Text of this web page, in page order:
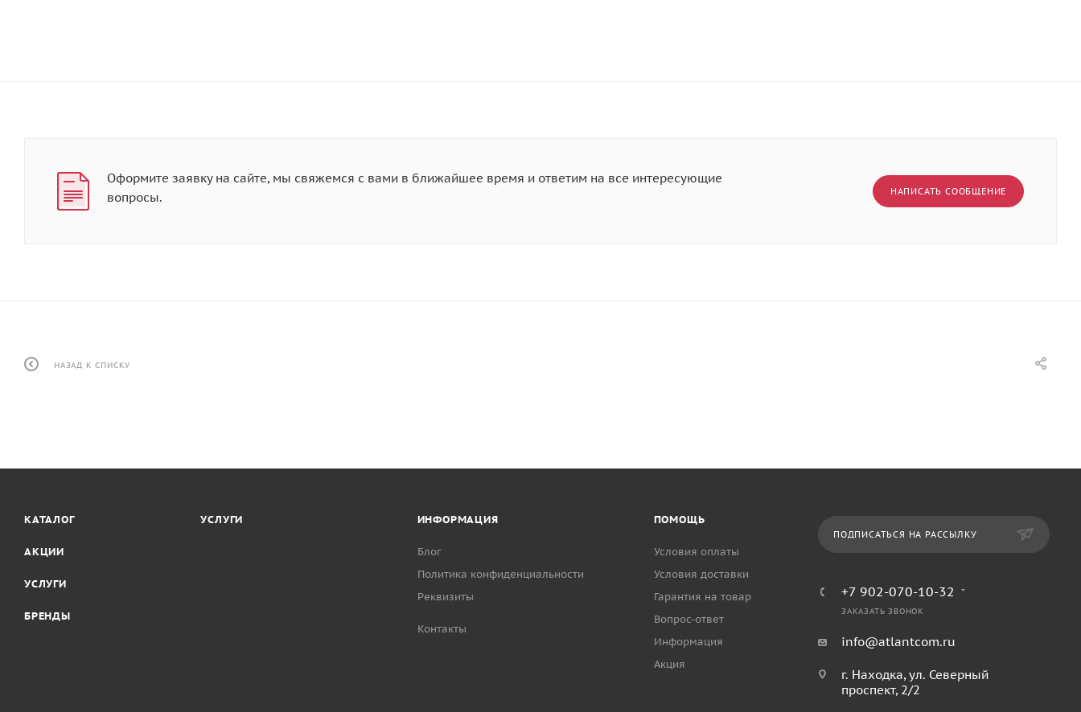
Оформите заявку на сайте, мы свяжемся с вами в ближайшее время и ответим на все интересующие
вопросы.
НАПИСАТЬ СООБЩЕНИЕ
НАЗАД К СПИСКУ
КАТАЛОГ
АКЦИИ
УСЛУГИ
БРЕНДЫ
УСЛУГИ ИНФОРМАЦИЯ
Блог
Политика конфиденциальности
Реквизиты
Контакты
ПОМОЩЬ
Условия оплаты
Условия доставки
Гарантия на товар
Вопрос-ответ
Информация
Акция
ПОДПИСАТЬСЯ НА РАССЫЛКУ
+7 902-070-10-32
ЗАКАЗАТЬ ЗВОНОК
info@atlantcom.ru
г. Находка, ул. Северный
проспект, 2/2